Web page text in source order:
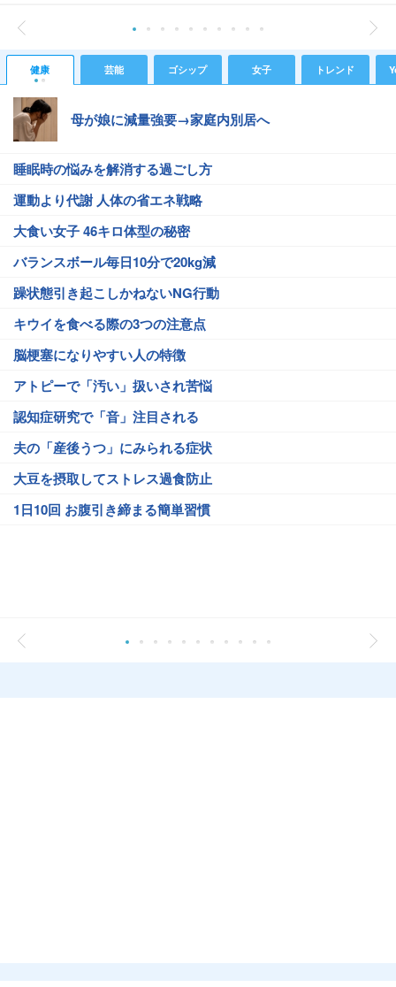
健康 芸能 ゴシップ 女子 トレンド
母が娘に減量強要→家庭内別居へ
睡眠時の悩みを解消する過ごし方
運動より代謝 人体の省エネ戦略
大食い女子 46キロ体型の秘密
バランスボール毎日10分で20kg減
躁状態引き起こしかねないNG行動
キウイを食べる際の3つの注意点
脳梗塞になりやすい人の特徴
アトピーで「汚い」扱いされ苦悩
認知症研究で「音」注目される
夫の「産後うつ」にみられる症状
大豆を摂取してストレス過食防止
1日10回 お腹引き締まる簡単習慣